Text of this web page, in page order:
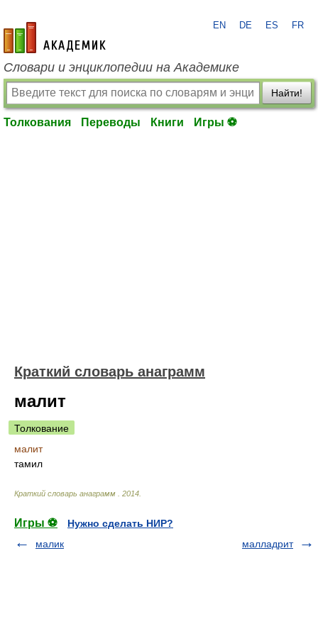
academic.ru
EN DE ES FR
Словари и энциклопедии на Академике
Найти!
Толкования Переводы Книги Игры ⚽
Краткий словарь анаграмм
малит
Толкование
малит
тамил
Краткий словарь анаграмм 2014
Игры ⚽
Нужно сделать НИР?
малик
малладрит